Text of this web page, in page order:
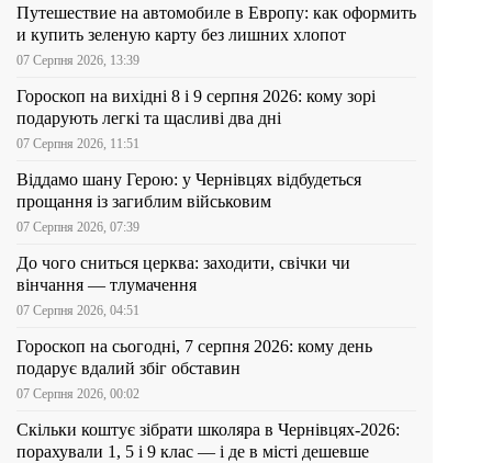
Путешествие на автомобиле в Европу: как оформить
и купить зеленую карту без лишних хлопот
07 Серпня 2026, 13:39
Гороскоп на вихідні 8 і 9 серпня 2026: кому зорі
подарують легкі та щасливі два дні
07 Серпня 2026, 11:51
Віддамо шану Герою: у Чернівцях відбудеться
прощання із загиблим військовим
07 Серпня 2026, 07:39
До чого сниться церква: заходити, свічки чи
вінчання — тлумачення
07 Серпня 2026, 04:51
Гороскоп на сьогодні, 7 серпня 2026: кому день
подарує вдалий збіг обставин
07 Серпня 2026, 00:02
Скільки коштує зібрати школяра в Чернівцях-2026:
порахували 1, 5 і 9 клас — і де в місті дешевше